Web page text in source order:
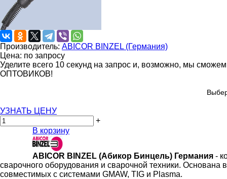
Производитель: ABICOR BINZEL (Германия)
Цена: по запросу
Уделите всего 10 секунд на запрос и, возможно, мы
ОПТОВИКОВ!
УЗНАТЬ ЦЕНУ
+
В корзину
ABICOR BINZEL (Абикор Бинцель) Германия -
сварочного оборудования и сварочной техники. Основана
совместимых с системами GMAW, TIG и Plasma.